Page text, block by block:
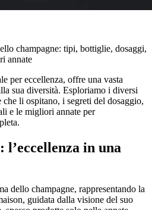
champagne: tipi, bottiglie, dosaggi,
annate
per eccellenza, offre una vasta
sua diversità. Esploriamo i diversi
li ospitano, i segreti del dosaggio,
e le migliori annate per
l’eccellenza in una
dello champagne, rappresentando la
guidata dalla visione del suo